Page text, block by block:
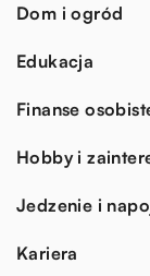
Dom i ogród
Edukacja
Finanse
Hobby i
Jedzenie i
Kariera